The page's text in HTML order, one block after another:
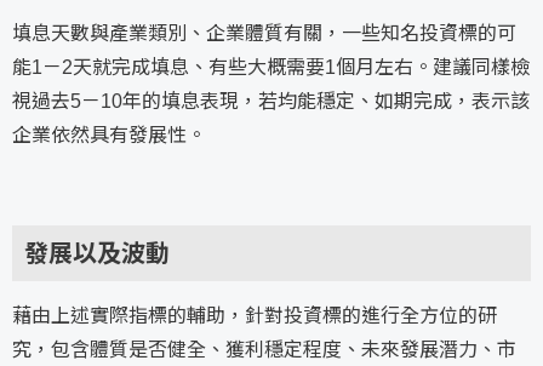
填息天數與產業類別、企業體質有關，一些知名投資標的可
能1－2天就完成填息、有些大概需要1個月左右。建議同樣檢
視過去5－10年的填息表現，若均能穩定、如期完成，表示該
企業依然具有發展性。
發展以及波動
藉由上述實際指標的輔助，針對投資標的進行全方位的研
究，包含體質是否健全、獲利穩定程度、未來發展潛力、市